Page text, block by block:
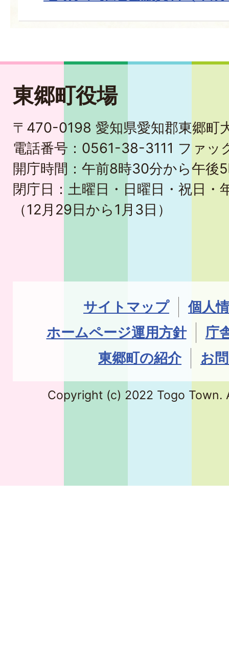
東郷町役場
〒470-0198 愛知県愛知郡東郷町
電話番号：0561-38-3111 ファ
開庁時間：午前8時30分から午後
閉庁日：土曜日・日曜日・祝日・
（12月29日から1月3日）
サイトマップ
個人
ホームページ運用方針
庁
東郷町の紹介
お
Copyright (c) 2022 Togo Town.